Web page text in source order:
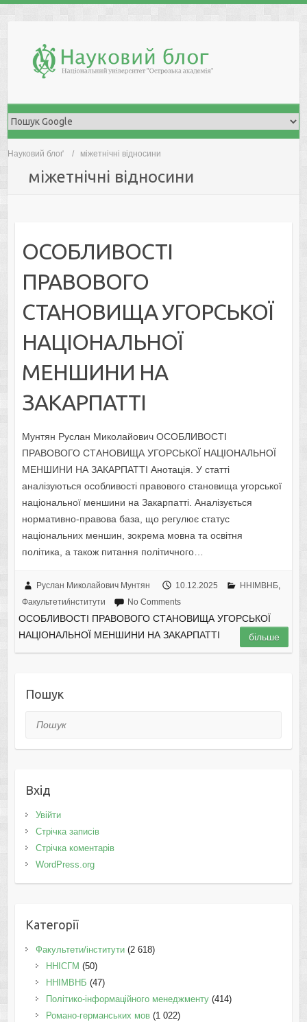
Науковий блоґ міжетнічні відносини
міжетнічні відносини
ОСОБЛИВОСТІ
ПРАВОВОГО
СТАНОВИЩА УГОРСЬКОЇ
НАЦІОНАЛЬНОЇ
МЕНШИНИ НА
ЗАКАРПАТТІ
Мунтян Руслан Миколайович ОСОБЛИВОСТІ
ПРАВОВОГО СТАНОВИЩА УГОРСЬКОЇ НАЦІОНАЛЬНОЇ
МЕНШИНИ НА ЗАКАРПАТТІ Анотація. У статті
аналізуються особливості правового становища угорської
національної меншини на Закарпатті. Аналізується
нормативно-правова база, що регулює статус
національних меншин, зокрема мовна та освітня
політика, а також питання політичного…
Руслан Миколайович Мунтян 10.12.2025 ННІМВНБ,
Факультети/інститути
No Comments
ОСОБЛИВОСТІ ПРАВОВОГО СТАНОВИЩА УГОРСЬКОЇ
НАЦІОНАЛЬНОЇ МЕНШИНИ НА ЗАКАРПАТТІ
більше
Пошук
Пошук
Вхід
Увійти
Стрічка записів
Стрічка коментарів
WordPress.org
Категорії
Факультети/інститути(2 618)
ННІСГМ (50)
ННІМВНБ (47)
Політико-інформаційного менеджменту(414)
Романо-германських мов(1 022)